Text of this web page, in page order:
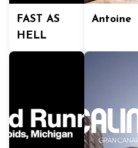
FAST AS
HELL
Antoine